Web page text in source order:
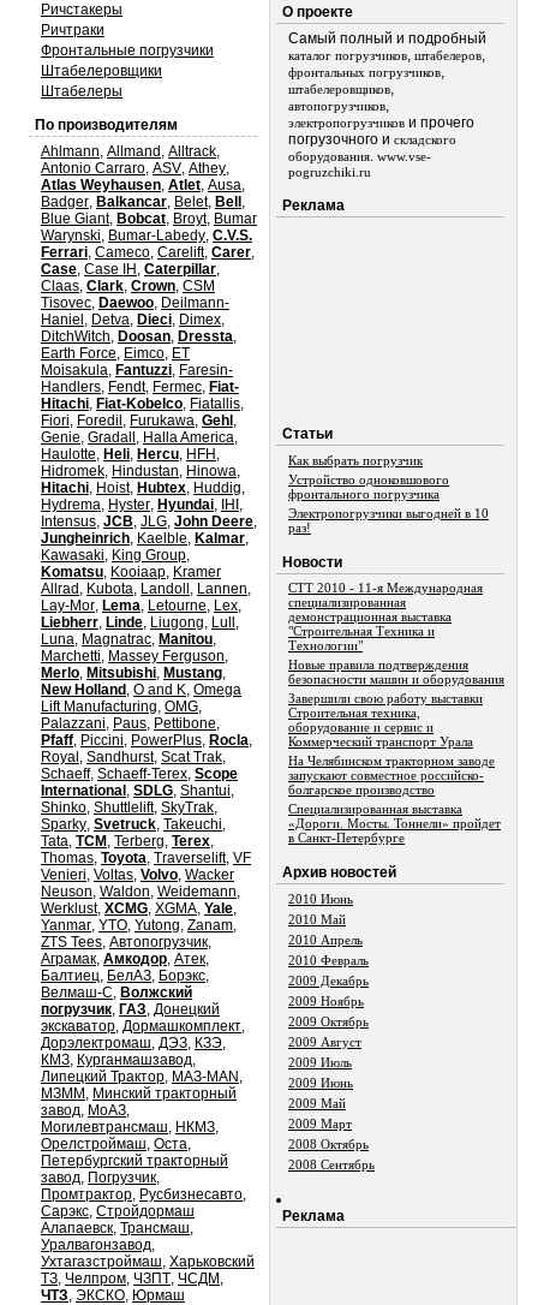
Ричстакеры
Ричтраки
Фронтальные погрузчики
Штабелеровщики
Штабелеры
По производителям
Ahlmann, Allmand , Alltrack,
Antonio Carraro, ASV, Athey,
Atlas Weyhausen, Atlet, Ausa,
Badger, Balkancar, Belet, Bell ,
Blue Giant, Bobcat, Broyt, Bumar
Warynski, Bumar-Labedy, C.V.S.
Ferrari, Cameco, Carelift, Carer,
Case, Case IH , Caterpillar,
Claas, Clark, Crown, CSM
Tisovec, Daewoo, Deilmann-
Haniel , Detva, Dieci, Dimex,
DitchWitch, Doosan, Dressta,
Earth Force, Eimco, ET
Moisakula, Fantuzzi, Faresin-
Handlers, Fendt, Fermec, Fiat-
Hitachi, Fiat-Kobelco, Fiatallis,
Fiori, Foredil , Furukawa, Gehl ,
Genie, Gradall , Halla America,
Haulotte, Heli, Hercu, HFH ,
Hidromek, Hindustan, Hinowa,
Hitachi, Hoist, Hubtex, Huddig,
Hydrema, Hyster, Hyundai, IHI ,
Intensus, JCB, JLG, John Deere,
Jungheinrich, Kaelble, Kalmar,
Kawasaki, King Group,
Komatsu, Kooiaap, Kramer
Allrad , Kubota, Landoll , Lannen,
Lay-Mor, Lema, Letourne, Lex,
Liebherr, Linde, Liugong, Lull ,
Luna, Magnatrac, Manitou,
Marchetti, Massey Ferguson,
Merlo, Mitsubishi, Mustang,
New Holland , O and K, Omega
Lift Manufacturing, OMG,
Palazzani, Paus, Pettibone,
Pfaff, Piccini, PowerPlus, Rocla,
Royal , Sandhurst, Scat Trak,
Schaeff, Schaeff-Terex, Scope
International , SDLG, Shantui,
Shinko, Shuttlelift, SkyTrak,
Sparky, Svetruck, Takeuchi,
Tata, TCM , Terberg, Terex,
Thomas, Toyota, Traverselift, VF
Venieri, Voltas, Volvo, Wacker
Neuson, Waldon, Weidemann,
Werklust, XCMG, XGMA, Yale,
Yanmar, YTO, Yutong, Zanam,
ZTS Tees, Автопогрузчик,
Аграмак, Амкодор, Атек,
Балтиец, БелАЗ, Борэкс,
Велмаш-С, Волжский
погрузчик, ГАЗ, Донецкий
экскаватор, Дормашкомплект,
Дорэлектромаш, ДЭЗ, КЗЭ,
КМЗ, Курганмашзавод,
Липецкий Трактор, МАЗ-MAN ,
МЗММ , Минский тракторный
завод, МоАЗ,
Могилевтрансмаш, НКМЗ,
Орелстроймаш, Оста,
Петербургский тракторный
завод, Погрузчик,
Промтрактор, Русбизнесавто,
Сарэкс, Стройдормаш
Алапаевск, Трансмаш,
Уралвагонзавод,
Ухтагазстроймаш, Харьковский
ТЗ, Челпром, ЧЗПТ, ЧСДМ ,
ЧТЗ, ЭКСКО, Юрмаш
О проекте
Самый полный и подробный
каталог погрузчиков, штабелеров,
фронтальных погрузчиков,
штабелеровщиков,
автопогрузчиков,
электропогрузчиков и прочего
погрузочного и складского
оборудования. www.vse-
pogruzchiki.ru
Реклама
Статьи
Как выбрать погрузчик
Устройство одноковшового
фронтального погрузчика
Электропогрузчики выгодней в 10
раз!
Новости
СТТ 2010 - 11-я Международная
специализированная
демонстрационная выставка
"Строительная Техника и
Технологии"
Новые правила подтверждения
безопасности машин и оборудования
Завершили свою работу выставки
Строительная техника,
оборудование и сервис и
Коммерческий транспорт Урала
На Челябинском тракторном заводе
запускают совместное российско-
болгарское производство
Специализированная выставка
«Дороги. Мосты. Тоннели» пройдет
в Санкт-Петербурге
Aрхив новостей
2010 Июнь
2010 Май
2010 Апрель
2010 Февраль
2009 Декабрь
2009 Ноябрь
2009 Октябрь
2009 Август
2009 Июль
2009 Июнь
2009 Май
2009 Март
2008 Октябрь
2008 Сентябрь
Реклама